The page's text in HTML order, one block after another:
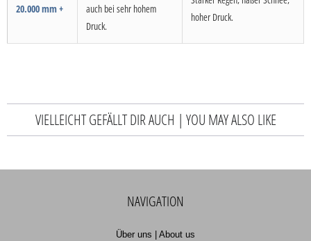
20.000 mm +
auch bei sehr hohem
Druck.
hoher Druck.
VIELLEICHT GEFÄLLT DIR AUCH | YOU MAY ALSO LIKE
NAVIGATION
Über uns | About us